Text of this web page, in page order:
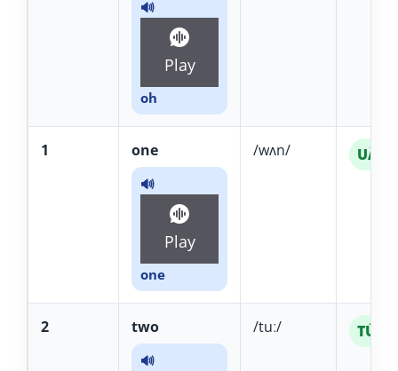
🔊
Play
oh
1 one
🔊
Play
one
/wʌn/ UÂN
2 two
🔊
/tuː/ TÚ